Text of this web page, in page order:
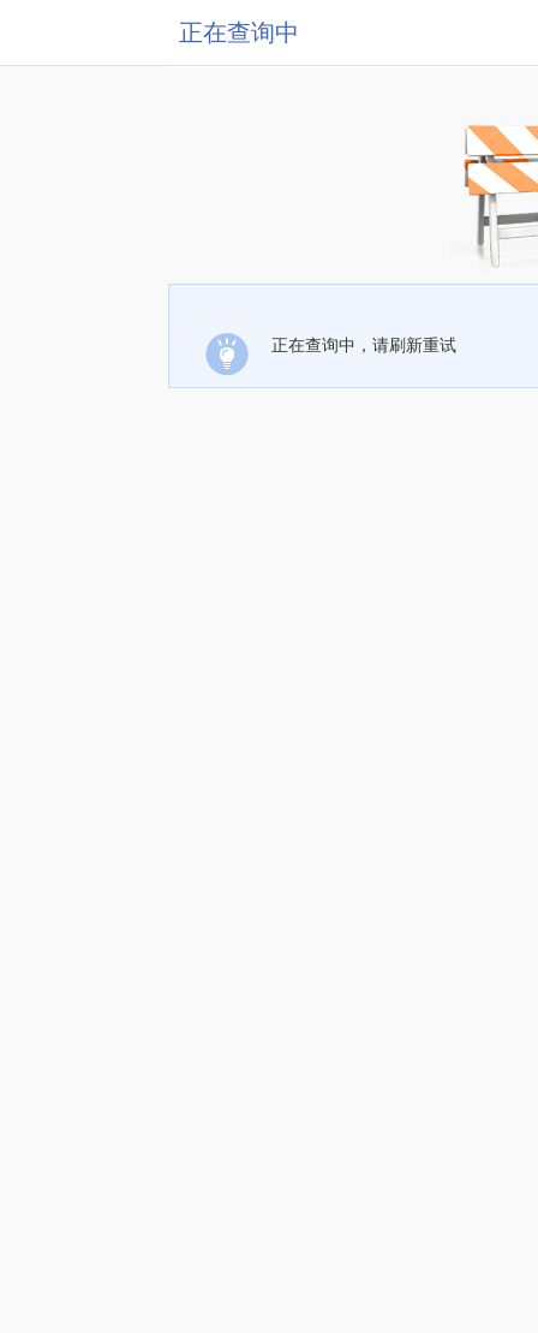
正在查询中
正在查询中，请刷新重试